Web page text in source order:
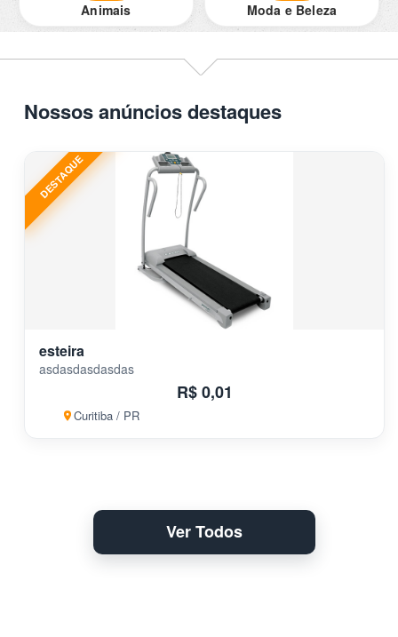
Animais Moda e Beleza
Nossos anúncios destaques
esteira
asdasdasdasdas
R$ 0,01
Curitiba / PR
Ver Todos